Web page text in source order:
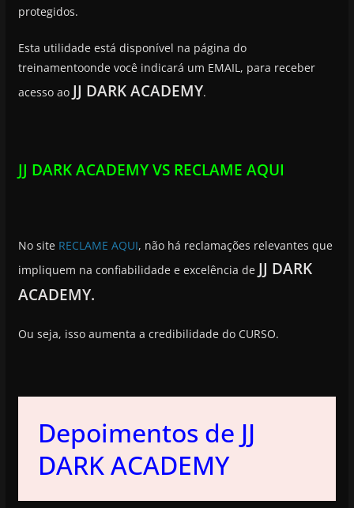
protegidos.
Esta utilidade está disponível na página do
treinamentoonde você indicará um EMAIL, para receber
acesso ao JJ DARK ACADEMY.
JJ DARK ACADEMY VS RECLAME AQUI
No site RECLAME AQUI, não há reclamações relevantes que
impliquem na confiabilidade e excelência de JJ DARK
ACADEMY.
Ou seja, isso aumenta a credibilidade do CURSO.
Depoimentos de JJ
DARK ACADEMY